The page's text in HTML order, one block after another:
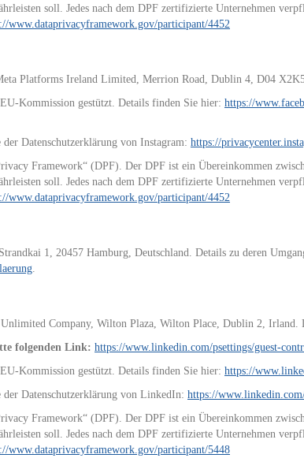
soll. Jedes nach dem DPF zertifizierte Unternehmen
www.dataprivacyframework.gov/participant/4452
Platforms Ireland Limited, Merrion Road, Dublin 4, D04
Kommission gestützt. Details finden Sie hier: https://
Datenschutzerklärung von Instagram: https://
Framework“ (DPF). Der DPF ist ein Übereinkommen
soll. Jedes nach dem DPF zertifizierte Unternehmen
www.dataprivacyframework.gov/participant/4452
1, 20457 Hamburg, Deutschland. Details zu deren
.
Company, Wilton Plaza, Wilton Place, Dublin 2, Irland.
folgenden Link: https://www.linkedin.com/psettings/guest-
Kommission gestützt. Details finden Sie hier: https://
der Datenschutzerklärung von LinkedIn: https://
Framework“ (DPF). Der DPF ist ein Übereinkommen
soll. Jedes nach dem DPF zertifizierte Unternehmen
www.dataprivacyframework.gov/participant/5448